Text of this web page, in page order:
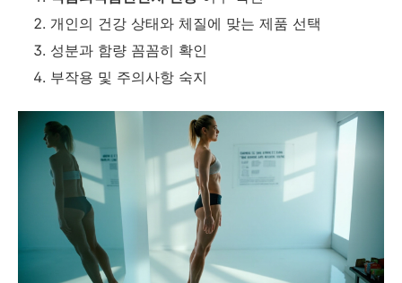
개인의 건강 상태와 체질에 맞는 제품 선택
성분과 함량 꼼꼼히 확인
부작용 및 주의사항 숙지